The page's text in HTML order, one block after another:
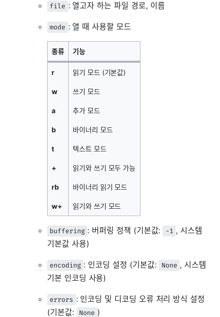
file : 열고자 하는 파일 경로, 이름
mode : 열 때 사용할 모드
종류 기능
r 읽기 모드 (기본값)
w 쓰기 모드
a 추가 모드
b 바이너리 모드
t 텍스트 모드
+ 읽기와 쓰기 모두 가능
rb 바이너리 읽기 모드
w+ 읽기와 쓰기 모드
buffering : 버퍼링 정책 (기본값: -1 , 시스템
기본값 사용)
encoding : 인코딩 설정 (기본값: None , 시스템
기본 인코딩 사용)
errors : 인코딩 및 디코딩 오류 처리 방식 설정
(기본값:
None )